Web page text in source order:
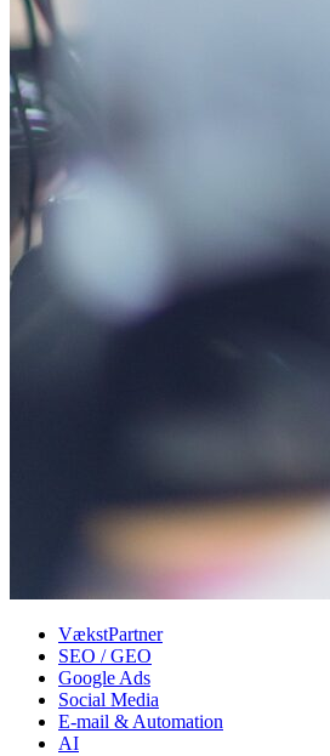
VækstPartner
SEO / GEO
Google Ads
Social Media
E-mail & Automation
AI